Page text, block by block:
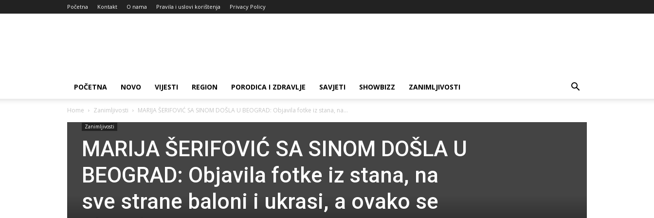
Početna Kontakt O nama Pravila i uslovi korištenja Privacy Policy
POČETNA NOVO VIJESTI REGION PORODICA I ZDRAVLJE SAVJETI SHOWBIZZ ZANIMLJIVOSTI
Home Zanimljivosti MARIJA ŠERIFOVIĆ SA SINOM DOŠLA U BEOGRAD: Objavila fotke iz stana, na...
Zanimljivosti
MARIJA ŠERIFOVIĆ SA SINOM DOŠLA U
BEOGRAD: Objavila fotke iz stana, na
sve strane baloni i ukrasi, a ovako se